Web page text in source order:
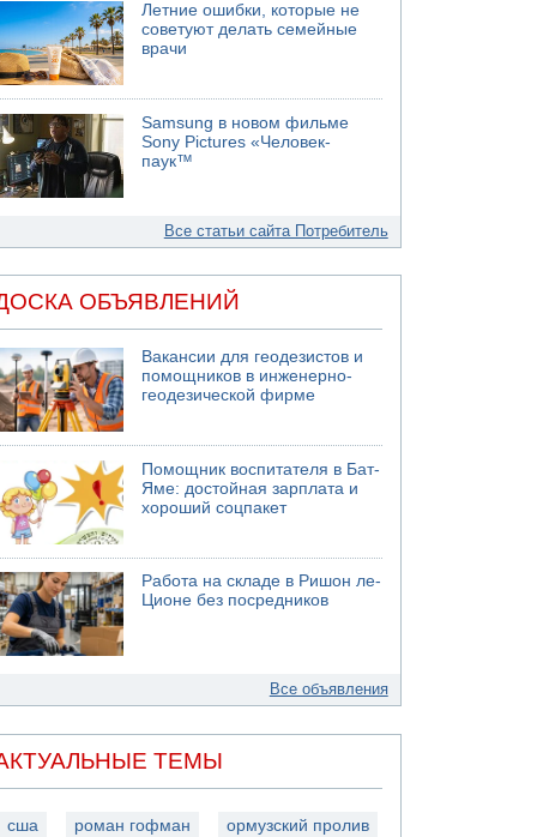
Летние ошибки, которые не
советуют делать семейные
врачи
Samsung в новом фильме
Sony Pictures «Человек-
паук™
Все статьи сайта Потребитель
ОБЪЯВЛЕНИЙ
Вакансии для геодезистов и
помощников в инженерно-
геодезической фирме
Помощник воспитателя в Бат-
Яме: достойная зарплата и
хороший соцпакет
Работа на складе в Ришон ле-
Ционе без посредников
Все объявления
ТЕМЫ
сша роман гофман ормузский пролив